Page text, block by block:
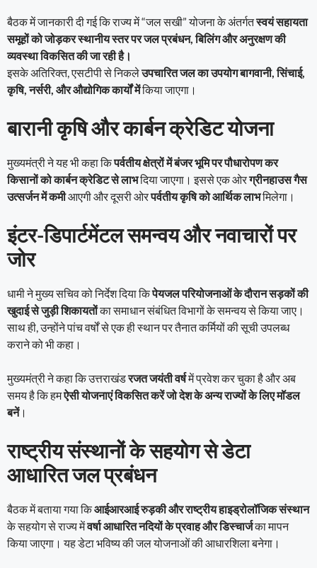
बैठक में जानकारी दी गई कि राज्य में “जल सखी” योजना के अंतर्गतस्वयं सहायता
समूहों को जोड़कर स्थानीय स्तर पर जल प्रबंधन, बिलिंग और अनुरक्षण की
व्यवस्था विकसित की जा रही है।
इसके अतिरिक्त, एसटीपी से निकलेउपचारित जल का उपयोग बागवानी, सिंचाई,
कृषि, नर्सरी, और औद्योगिक कार्यों मेंकिया जाएगा।
बारानी कृषि और कार्बन क्रेडिट योजना
मुख्यमंत्री ने यह भी कहा किपर्वतीय क्षेत्रों में बंजर भूमि पर पौधारोपण कर
किसानों को कार्बन क्रेडिट से लाभदिया जाएगा। इससे एक ओरग्रीनहाउस गैस
उत्सर्जन में कमीआएगी और दूसरी ओरपर्वतीय कृषि को आर्थिक लाभमिलेगा।
इंटर-डिपार्टमेंटल समन्वय और नवाचारों पर
जोर
धामी ने मुख्य सचिव को निर्देश दिया किपेयजल परियोजनाओं के दौरान सड़कों की
खुदाई से जुड़ी शिकायतोंका समाधान संबंधित विभागों के समन्वय से किया जाए।
साथ ही, उन्होंने पांच वर्षों से एक ही स्थान पर तैनात कर्मियों की सूची उपलब्ध
कराने को भी कहा।
मुख्यमंत्री ने कहा कि उत्तराखंडरजत जयंती वर्षमें प्रवेश कर चुका है और अब
समय है कि हमऐसी योजनाएं विकसित करें जो देश के अन्य राज्यों के लिए मॉडल
बनें।
राष्ट्रीय संस्थानों के सहयोग से डेटा
आधारित जल प्रबंधन
बैठक में बताया गया किआईआरआई रुड़की और राष्ट्रीय हाइड्रोलॉजिक संस्थान
के सहयोग से राज्य मेंवर्षा आधारित नदियों के प्रवाह और डिस्चार्जका मापन
किया जाएगा। यह डेटा भविष्य की जल योजनाओं की आधारशिला बनेगा।